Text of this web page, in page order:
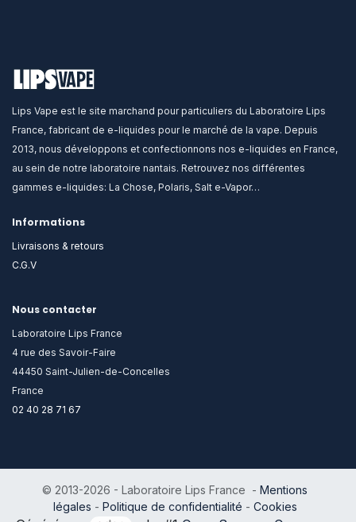
Lips Vape est le site marchand pour particuliers du Laboratoire Lips
France, fabricant de e-liquides pour le marché de la vape. Depuis
2013, nous développons et confectionnons nos e-liquides en France,
au sein de notre laboratoire nantais. Retrouvez nos différentes
gammes e-liquides: La Chose, Polaris, Salt e-Vapor…
Informations
Livraisons & retours
C.G.V
Nous contacter
Laboratoire Lips France
4 rue des Savoir-Faire
44450 Saint-Julien-de-Concelles
France
02 40 28 71 67
© 2013-2026 - Laboratoire Lips France - Mentions
légales - Politique de confidentialité - Cookies